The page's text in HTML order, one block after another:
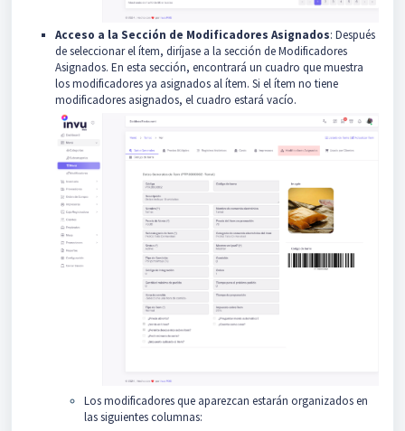
Acceso a la Sección de Modificadores Asignados: Después
de seleccionar el ítem, diríjase a la sección de Modificadores
Asignados. En esta sección, encontrará un cuadro que muestra
los modificadores ya asignados al ítem. Si el ítem no tiene
modificadores asignados, el cuadro estará vacío.
Los modificadores que aparezcan estarán organizados en
las siguientes columnas: